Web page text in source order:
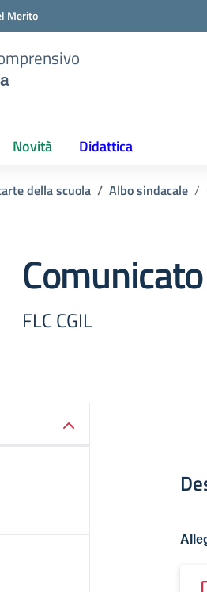
Merito
Novità Didattica
della scuola Albo sindacale
Comunicato
FLC CGIL